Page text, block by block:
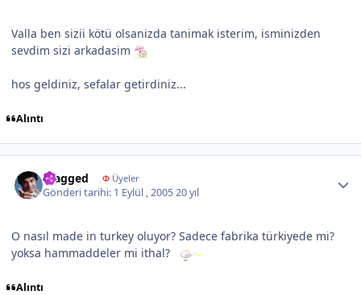
Valla ben sizii kötü olsanizda tanimak isterim, isminizden
sevdim sizi arkadasim
hos geldiniz, sefalar getirdiniz...
Alıntı
Fragged ΦÜyeler
Gönderi tarihi: 1 Eylül , 200520 yıl
O nasıl made in turkey oluyor? Sadece fabrika türkiyede mi?
yoksa hammaddeler mi ithal?
Alıntı